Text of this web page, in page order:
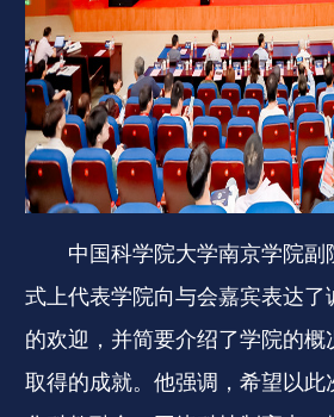
中国科学院大学南京学院副
式上代表学院向与会嘉宾表达了
的欢迎，并简要介绍了学院的概
取得的成就。他强调，希望以此